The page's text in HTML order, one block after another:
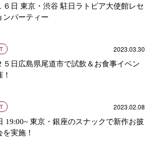
６日 東京・渋谷 駐日ラトビア大使館レセ
ンパーティー
2023.03.30
５日広島県尾道市で試飲＆お食事イベン
！
2023.02.08
19:00~ 東京・銀座のスナックで新作お披
を実施！